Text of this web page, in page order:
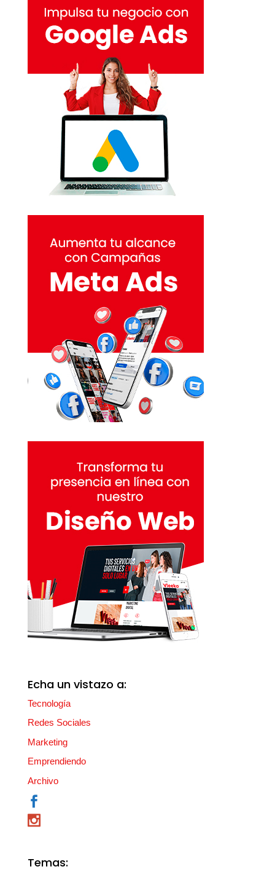
Echa un vistazo a:
Tecnología
Redes Sociales
Marketing
Emprendiendo
Archivo
Temas: